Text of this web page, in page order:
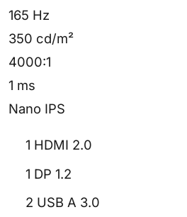
165 Hz
350 cd/m²
4000:1
1 ms
Nano IPS
1 HDMI 2.0
1 DP 1.2
2 USB A 3.0